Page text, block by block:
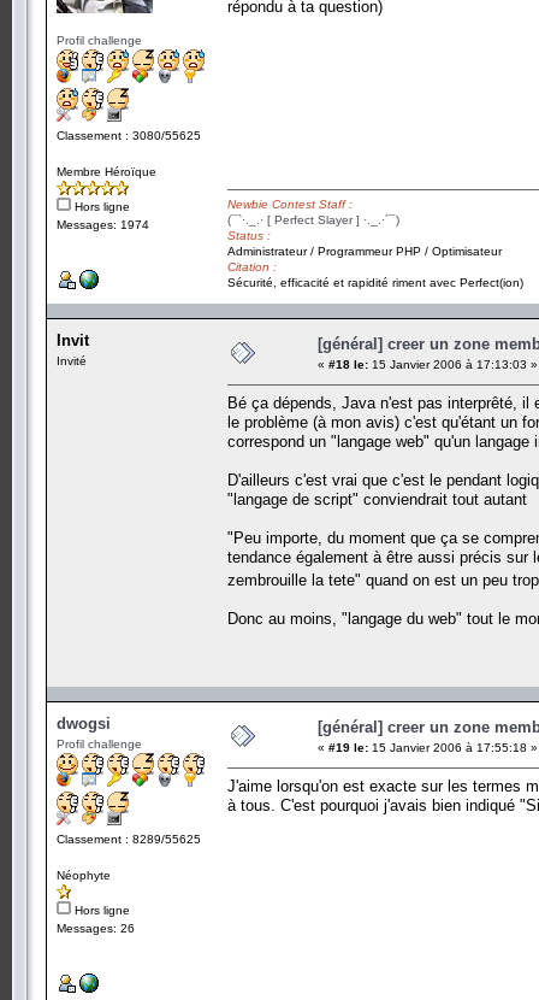
Profil challenge
Classement : 3080/55625
Membre Héroïque
Hors ligne
Messages: 1974
répondu à ta question)
Newbie Contest Staff :
(¯`·._.· [ Perfect Slayer ] ·._.·´¯)
Status :
Administrateur / Programmeur PHP / Optimisateur
Citation :
Sécurité, efficacité et rapidité riment avec Perfect(ion)
Invit
Invité
[général] creer un zone
« #18 le: 15 Janvier 2006 à 17:13:03 »
Bé ça dépends, Java n'est pas interprêté,
le problème (à mon avis) c'est qu'étant un
correspond un "langage web" qu'un langage
D'ailleurs c'est vrai que c'est le pendant
"langage de script" conviendrait tout autant
"Peu importe, du moment que ça se
tendance également à être aussi précis
zembrouille la tete" quand on est un peu
Donc au moins, "langage du web" tout le
dwogsi
Profil challenge
Classement : 8289/55625
Néophyte
Hors ligne
Messages: 26
[général] creer un zone
« #19 le: 15 Janvier 2006 à 17:55:18 »
J'aime lorsqu'on est exacte sur les termes
à tous. C'est pourquoi j'avais bien indiqué